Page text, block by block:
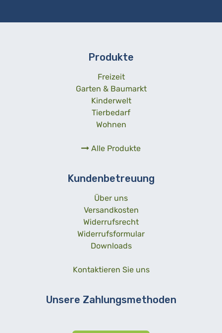
Produkte
Freizeit
Garten & Baumarkt
Kinderwelt
Tierbedarf
Wohnen
Alle Produkte
Kundenbetreuung
Über uns
Versandkosten
Widerrufsrecht
Widerrufsformular
Downloads
Kontaktieren Sie uns
Unsere Zahlungsmethoden